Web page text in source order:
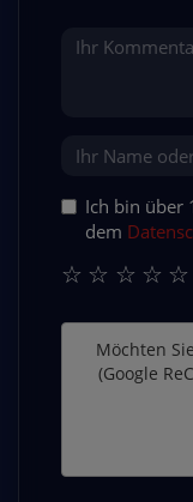
Ich bin über
dem
☆
☆
☆
☆
☆
Möchten
(Google